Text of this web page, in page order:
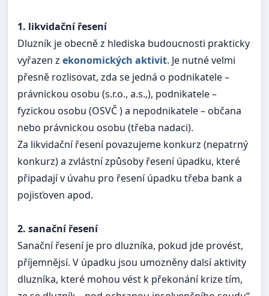
1. likvidační řesení
Dluzník je obecně z hlediska budoucnosti prakticky
vyřazen z ekonomických aktivit. Je nutné velmi
přesně rozlisovat, zda se jedná o podnikatele –
právnickou osobu (s.r.o., a.s.,), podnikatele –
fyzickou osobu (OSVČ ) a nepodnikatele – občana
nebo právnickou osobu (třeba nadaci).
Za likvidační řesení povazujeme konkurz (nepatrný
konkurz) a zvlástní způsoby řesení úpadku, které
připadají v úvahu pro řesení úpadku třeba bank a
pojisťoven apod.
2. sanační řesení
Sanační řesení je pro dluzníka, pokud jde provést,
příjemnějsí. V úpadku jsou umozněny dalsí aktivity
dluzníka, které mohou vést k překonání krize tím,